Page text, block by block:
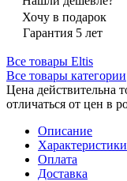
Хочу в подарок
Гарантия 5 лет
Все товары Eltis
Все товары категории
Цена действительна
отличаться от цен в
Описание
Характеристики
Оплата
Доставка